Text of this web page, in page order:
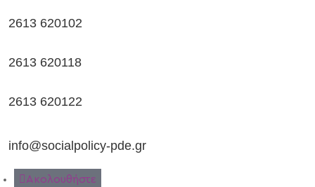
2613 620102
2613 620118
2613 620122
info@socialpolicy-pde.gr
Ακολουθήστε